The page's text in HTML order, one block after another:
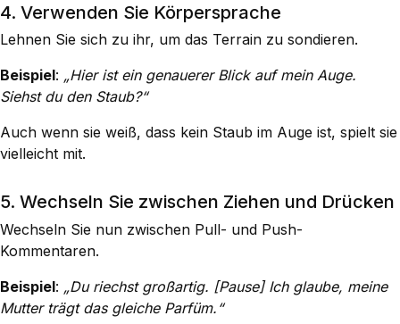
4. Verwenden Sie Körpersprache
Lehnen Sie sich zu ihr, um das Terrain zu sondieren.
Beispiel: „Hier ist ein genauerer Blick auf mein Auge.
Siehst du den Staub?“
Auch wenn sie weiß, dass kein Staub im Auge ist, spielt sie
vielleicht mit.
5. Wechseln Sie zwischen Ziehen und Drücken
Wechseln Sie nun zwischen Pull- und Push-
Kommentaren.
Beispiel: „Du riechst großartig. [Pause] Ich glaube, meine
Mutter trägt das gleiche Parfüm.“